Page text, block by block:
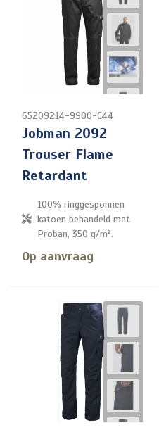
65209214-9900-C44
Jobman 2092
Trouser Flame
Retardant
100% ringgesponnen
katoen behandeld met
Proban, 350 g/m².
Op aanvraag